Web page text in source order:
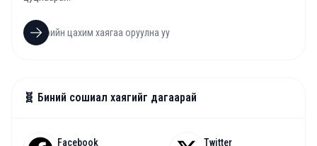
🧬 Биний сошиал хаягийг дагаарай
Facebook Twitter